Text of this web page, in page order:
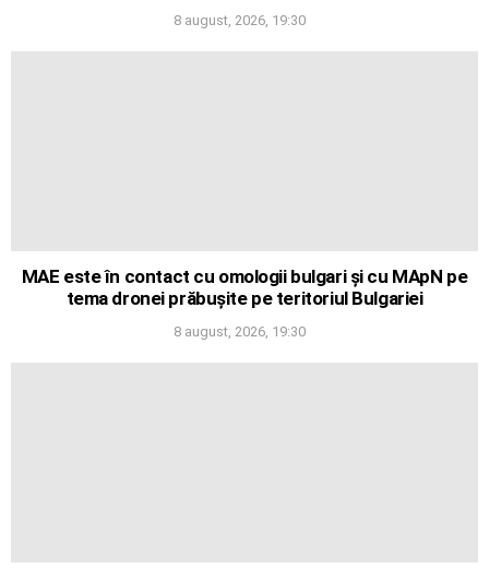
8 august, 2026, 19:30
MAE este în contact cu omologii bulgari și cu MApN pe
tema dronei prăbușite pe teritoriul Bulgariei
8 august, 2026, 19:30